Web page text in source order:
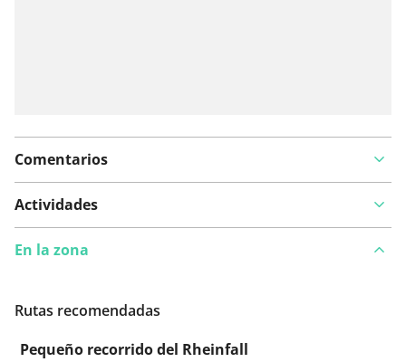
Comentarios
Actividades
En la zona
Rutas recomendadas
Pequeño recorrido del Rheinfall